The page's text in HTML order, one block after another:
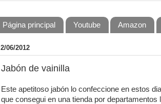
Página principal Youtube Amazon
2/06/2012
Jabón de vainilla
Este apetitoso jabón lo confeccione en estos
que consegui en una tienda por